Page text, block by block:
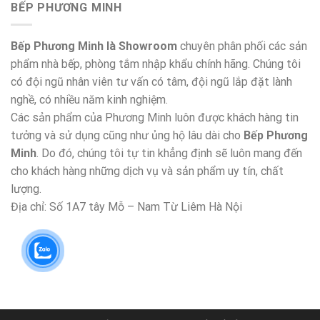
BẾP PHƯƠNG MINH
Bếp Phương Minh là Showroom chuyên phân phối các sản
phẩm nhà bếp, phòng tắm nhập khẩu chính hãng. Chúng tôi
có đội ngũ nhân viên tư vấn có tâm, đội ngũ lắp đặt lành
nghề, có nhiều năm kinh nghiệm.
Các sản phẩm của Phương Minh luôn được khách hàng tin
tưởng và sử dụng cũng như ủng hộ lâu dài cho Bếp Phương
Minh. Do đó, chúng tôi tự tin khẳng định sẽ luôn mang đến
cho khách hàng những dịch vụ và sản phẩm uy tín, chất
lượng.
Địa chỉ: Số 1A7 tây Mỗ – Nam Từ Liêm Hà Nội